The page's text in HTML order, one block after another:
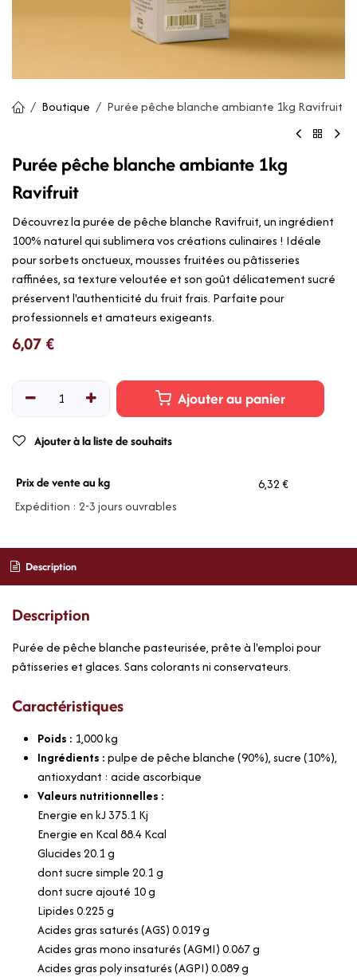
Boutique Purée pêche blanche ambiante 1kg Ravifruit
Purée pêche blanche ambiante 1kg
Ravifruit
Découvrez la purée de pêche blanche Ravifruit, un ingrédient
100% naturel qui sublimera vos créations culinaires ! Idéale
pour sorbets onctueux, mousses fruitées ou pâtisseries
raffinées, sa texture veloutée et son goût délicatement sucré
préservent l'authenticité du fruit frais. Parfaite pour
professionnels et amateurs exigeants.
6,07 €
Ajouter au panier
Ajouter à la liste de souhaits
Prix de vente au kg
6,32 €
Expédition : 2-3 jours ouvrables
Description
Description
Purée de pêche blanche pasteurisée, prête à l'emploi pour
pâtisseries et glaces. Sans colorants ni conservateurs.
Caractéristiques
Poids : 1,000kg
Ingrédients :pulpe de pêche blanche (90%), sucre (10%),
antioxydant : acide ascorbique
Valeurs nutritionnelles :
Energie en kJ 375.1 Kj
Energie en Kcal 88.4 Kcal
Glucides 20.1 g
dont sucre simple 20.1 g
dont sucre ajouté 10 g
Lipides 0.225 g
Acides gras saturés (AGS) 0.019 g
Acides gras mono insaturés (AGMI) 0.067 g
Acides gras poly insaturés (AGPI) 0.089 g